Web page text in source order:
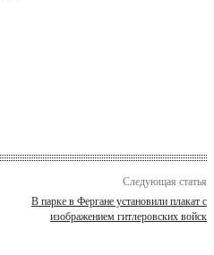
Следующая статья
В парке в Фергане установили плакат с
изображением гитлеровских войск